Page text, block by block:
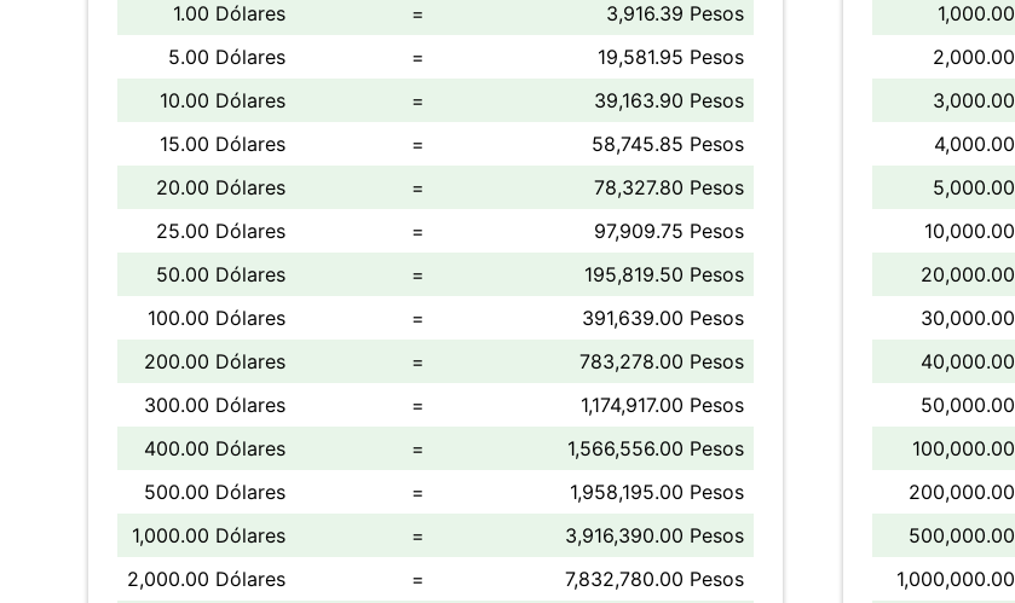
1.00 Dólares =
3,916.39 Pesos
5.00 Dólares
=
19,581.95 Pesos
10.00 Dólares
=
39,163.90 Pesos
15.00 Dólares
=
58,745.85 Pesos
20.00 Dólares
=
78,327.80 Pesos
25.00 Dólares
=
97,909.75 Pesos
50.00 Dólares
=
195,819.50 Pesos
100.00 Dólares
=
391,639.00 Pesos
200.00 Dólares
=
783,278.00 Pesos
300.00 Dólares
=
1,174,917.00 Pesos
400.00 Dólares
=
1,566,556.00 Pesos
500.00 Dólares
=
1,958,195.00 Pesos
1,000.00 Dólares
=
3,916,390.00 Pesos
2,000.00 Dólares
= 7,832,780.00 Pesos